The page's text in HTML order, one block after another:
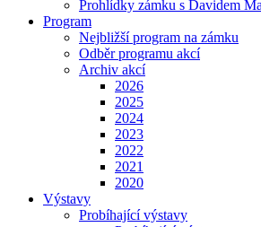
Prohlídky zámku s Davidem
Program
Nejbližší program na zámku
Odběr programu akcí
Archiv akcí
2026
2025
2024
2023
2022
2021
2020
Výstavy
Probíhající výstavy